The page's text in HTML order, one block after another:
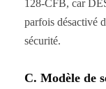
128-CFB, car
parfois désactivé
sécurité.
C. Modèle de